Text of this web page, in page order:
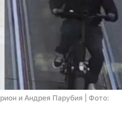
и Андрея Парубия | Фото: